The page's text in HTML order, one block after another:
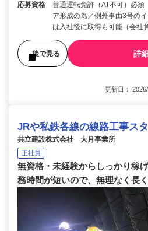
応募資格
普通運転免許（AT不可）必須
ア形成の為／例外事由3号
は入社後に取得も可能（会社
後で見る 詳
更新日：
JRや私鉄各線の線路工事ス
共立建設株式会社 大月事業所
正社員
無資格・未経験からしっかり稼
務時間が短いので、無理なく長